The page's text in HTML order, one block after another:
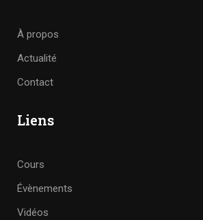
À propos
Actualité
Contact
Liens
Cours
Évènements
Vidéos